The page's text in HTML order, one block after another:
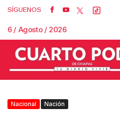
SÍGUENOS
6 / Agosto / 2026
Nacional Nación